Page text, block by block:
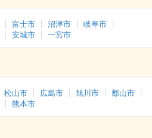
富士市 沼津市
岐阜市
安城市 一宮市
松山市 広島市 旭川市
郡山市
熊本市